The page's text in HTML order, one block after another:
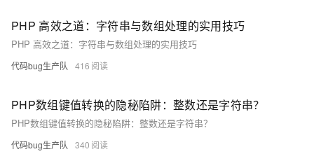
PHP 高效之道：字符串与数组处理的实用技巧
PHP 高效之道：字符串与数组处理的实用技巧
代码bug生产队 416
PHP数组键值转换的隐秘陷阱：整数还是字符串？
PHP数组键值转换的隐秘陷阱：整数还是字符串？
代码bug生产队 340